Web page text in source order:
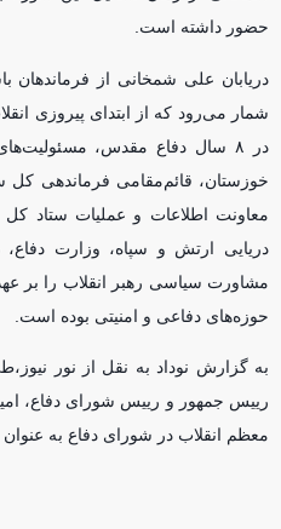
حضور داشته است.
دریابان علی شمخانی از فرماندهان
شمار می‌رود که از ابتدای پیروزی
در ۸ سال دفاع مقدس،
خوزستان، قائم‌مقامی فرماندهی کل
معاونت اطلاعات و عملیات ستاد کل
دریایی ارتش و سپاه، وزارت
مشاورت سیاسی رهبر انقلاب را بر
حوزه‌های دفاعی و امنیتی بوده است.
به گزارش نوداد به نقل از نور
رییس جمهور و رییس شورای دفاع،
معظم انقلاب در شورای دفاع به